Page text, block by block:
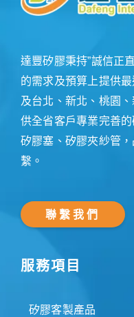
達豐矽膠秉持”誠信正
的需求及預算上提供
及台北、新北、桃園
供全省客戶專業完善
矽膠塞、矽膠夾紗管
繫。
聯繫我們
服務項目
矽膠客製產品